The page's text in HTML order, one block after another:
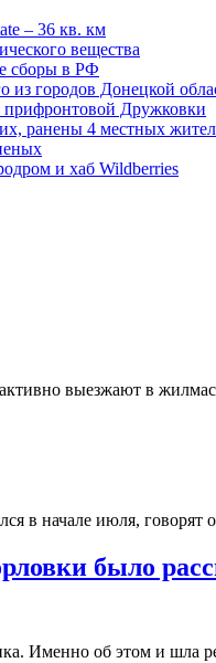
– 36 кв. км
вещества
сборы в РФ
из городов Донецкой
прифронтовой Дружковки
ранены 4 местных
и хаб Wildberries
выезжают в
в начале июля, говорят
было
Именно об этом и шла